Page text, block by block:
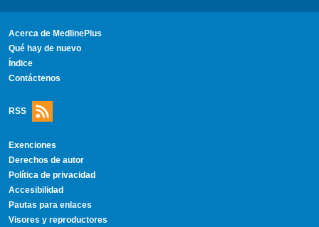
Acerca de MedlinePlus
Qué hay de nuevo
Índice
Contáctenos
RSS
Exenciones
Derechos de autor
Política de privacidad
Accesibilidad
Pautas para enlaces
Visores y reproductores